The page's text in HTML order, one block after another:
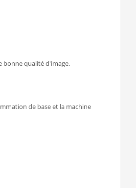
bonne qualité d'image.
de base et la machine